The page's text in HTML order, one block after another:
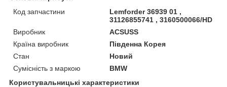
Код запчастини
Lemforder 36939 01 ,
31126855741 , 3160500066/HD
Виробник
ACSUSS
Країна виробник
Південна Корея
Стан
Новий
Сумісність з маркою
BMW
Користувальницькі характеристики